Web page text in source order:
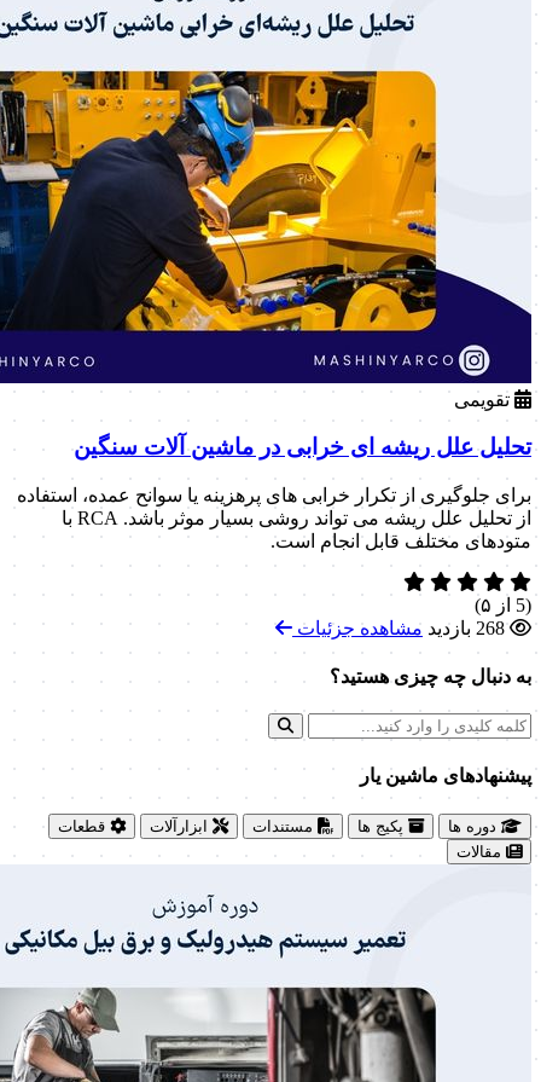
تقویمی
تحلیل علل ریشه ای خرابی در ماشین آلات سنگین
برای جلوگیری از تکرار خرابی های پرهزینه یا سوانح عمده، استفاده
از تحلیل علل ریشه می تواند روشی بسیار موثر باشد. RCA با
متودهای مختلف قابل انجام است.
(5 از ۵)
268 بازدید
مشاهده جزئیات
به دنبال چه چیزی هستید؟
پیشنهاد‌های ماشین یار
دوره ها پکیج ها مستندات ابزارآلات
قطعات
مقالات